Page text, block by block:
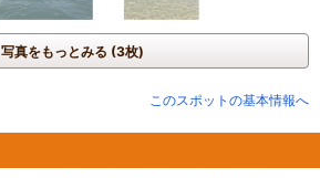
写真をもっとみる (3枚)
このスポットの基本情報へ